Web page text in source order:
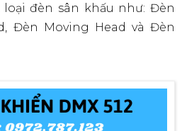
đèn sân khấu như: Đèn
Đèn Moving Head và Đèn